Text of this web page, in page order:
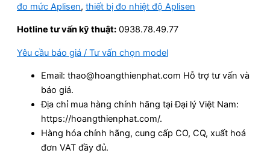
đo mức Aplisen, thiết bị đo nhiệt độ Aplisen
Hotline tư vấn kỹ thuật: 0938.78.49.77
Yêu cầu báo giá / Tư vấn chọn model
Email: thao@hoangthienphat.com Hỗ trợ tư vấn và
báo giá.
Địa chỉ mua hàng chính hãng tại Đại lý Việt Nam:
https://hoangthienphat.com/.
Hàng hóa chính hãng, cung cấp CO, CQ, xuất hoá
đơn VAT đầy đủ.